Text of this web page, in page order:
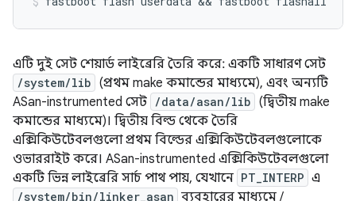
এটি দুই সেট শেয়ার্ড লাইব্রেরি তৈরি করে: একটি সাধারণ সেট
/system/lib (প্রথম make কমান্ডের মাধ্যমে), এবং অন্যটি
ASan-instrumented সেট /data/asan/lib (দ্বিতীয় make
কমান্ডের মাধ্যমে)। দ্বিতীয় বিল্ড থেকে তৈরি
এক্সিকিউটেবলগুলো প্রথম বিল্ডের এক্সিকিউটেবলগুলোকে
ওভাররাইট করে। ASan-instrumented এক্সিকিউটেবলগুলো
একটি ভিন্ন লাইব্রেরি সার্চ পাথ পায়, যেখানে PT_INTERP এ
/system/bin/linker_asan ব্যবহারের মাধ্যমে /